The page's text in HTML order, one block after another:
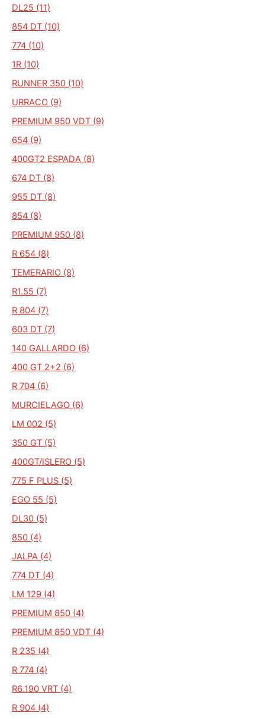
DL25 (11)
854 DT (10)
774 (10)
1R (10)
RUNNER 350 (10)
URRACO (9)
PREMIUM 950 VDT (9)
654 (9)
400GT2 ESPADA (8)
674 DT (8)
955 DT (8)
854 (8)
PREMIUM 950 (8)
R 654 (8)
TEMERARIO (8)
R1.55 (7)
R 804 (7)
603 DT (7)
140 GALLARDO (6)
400 GT 2+2 (6)
R 704 (6)
MURCIELAGO (6)
LM 002 (5)
350 GT (5)
400GT/ISLERO (5)
775 F PLUS (5)
EGO 55 (5)
DL30 (5)
850 (4)
JALPA (4)
774 DT (4)
LM 129 (4)
PREMIUM 850 (4)
PREMIUM 850 VDT (4)
R 235 (4)
R 774 (4)
R6.190 VRT (4)
R 904 (4)